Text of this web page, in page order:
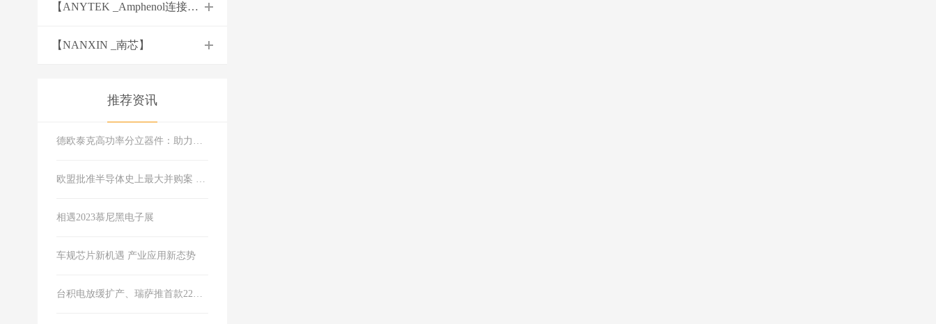
【ANYTEK _Amphenol连接器】
【NANXIN _南芯】
推荐资讯
德欧泰克高功率分立器件：助力构建可靠现代能源系统
欧盟批准半导体史上最大并购案 软硬件巨头合体市场会有什么变化？
相遇2023慕尼黑电子展
车规芯片新机遇 产业应用新态势
台积电放缓扩产、瑞萨推首款22纳米MCU